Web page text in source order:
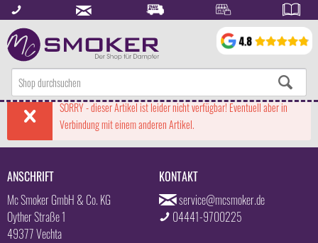
SORRY - dieser Artikel ist leider nicht verfügbar! Eventuell aber in
Verbindung mit einem anderen Artikel.
ANSCHRIFT
Mc Smoker GmbH & Co. KG
Oyther Straße 1
49377 Vechta
KONTAKT
service@mcsmoker.de
04441-9700225